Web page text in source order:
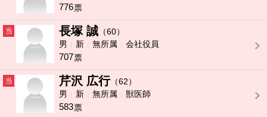
776票
当 長塚 誠 （60）
男
新 無所属 会社役員
707票
当 芹沢 広行（62）
男
新 無所属 獣医師
583票